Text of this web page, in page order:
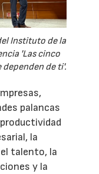
Instituto de la
'Las cinco
de ti'.
palancas
la
talento, la
y la